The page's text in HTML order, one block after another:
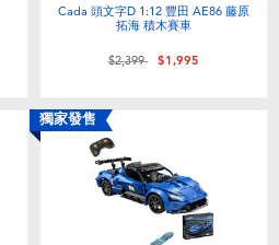
Cada 頭文字D 1:12 豐田 AE86 藤原
拓海 積木賽車
價格從
$2,399至$1,995
獨家發售